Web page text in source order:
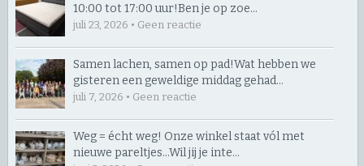
10:00 tot 17:00 uur! ​Ben je op zoe…
juli 23, 2026 • Geen reactie
Samen lachen, samen op pad! ​Wat hebben we
gisteren een geweldige middag gehad…
juli 7, 2026 • Geen reactie
Weg = écht weg! Onze winkel staat vól met
nieuwe pareltjes… ​Wil jij je inte…